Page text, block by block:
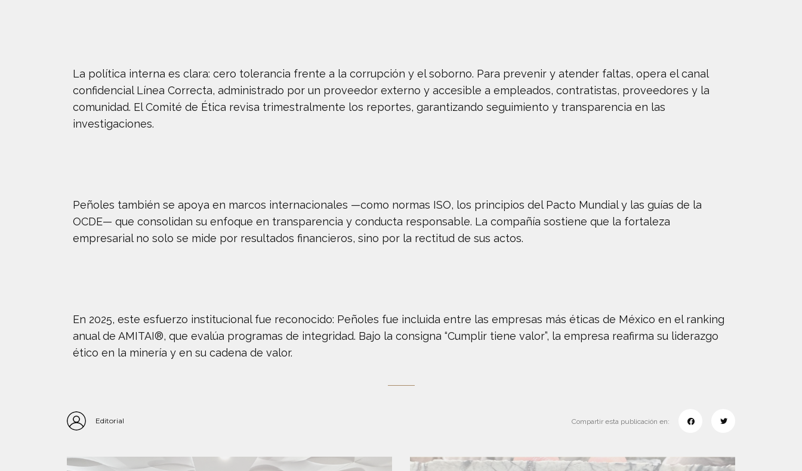
La política interna es clara: cero tolerancia frente a la corrupción y el soborno. Para prevenir y atender faltas, opera el canal
confidencial Línea Correcta, administrado por un proveedor externo y accesible a empleados, contratistas, proveedores y la
comunidad. El Comité de Ética revisa trimestralmente los reportes, garantizando seguimiento y transparencia en las
investigaciones.
Peñoles también se apoya en marcos internacionales —como normas ISO, los principios del Pacto Mundial y las guías de la
OCDE— que consolidan su enfoque en transparencia y conducta responsable. La compañía sostiene que la fortaleza
empresarial no solo se mide por resultados financieros, sino por la rectitud de sus actos.
En 2025, este esfuerzo institucional fue reconocido: Peñoles fue incluida entre las empresas más éticas de México en el ranking
anual de AMITAI®, que evalúa programas de integridad. Bajo la consigna “Cumplir tiene valor”, la empresa reafirma su liderazgo
ético en la minería y en su cadena de valor.
Editorial Compartir esta publicación en: